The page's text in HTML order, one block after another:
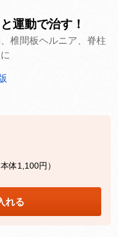
運動で治す！
椎間板ヘルニア、脊柱
体1,100円）
れる